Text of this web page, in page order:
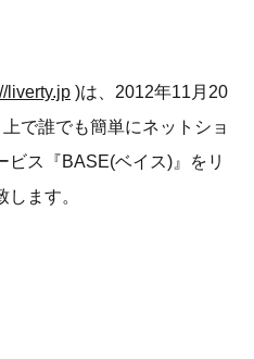
liverty.jp )は、2012年11月20
で誰でも簡単にネットショ
ビス『BASE(ベイス)』をリ
ます。